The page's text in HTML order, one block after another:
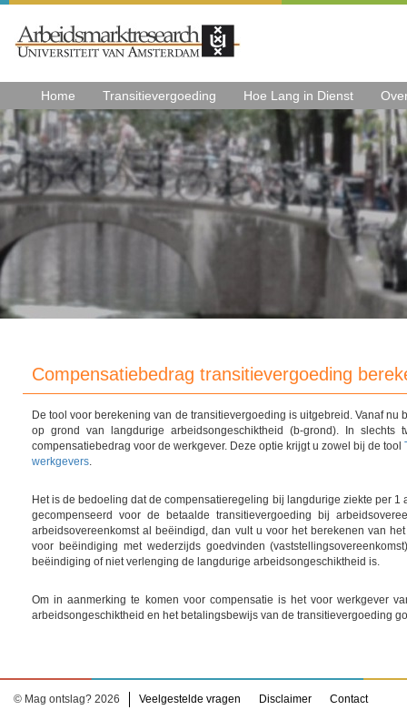
Home Transitievergoeding Hoe Lang in Dienst
Compensatiebedrag transitievergoeding
De tool voor berekening van de transitievergoeding is uitgebreid. Vanaf
op grond van langdurige arbeidsongeschiktheid (b-grond). In
compensatiebedrag voor de werkgever. Deze optie krijgt u zowel bij de tool
werkgevers.
Het is de bedoeling dat de compensatieregeling bij langdurige ziekte per
gecompenseerd voor de betaalde transitievergoeding bij
arbeidsovereenkomst al beëindigd, dan vult u voor het berekenen van
voor beëindiging met wederzijds goedvinden
beëindiging of niet verlenging de langdurige arbeidsongeschiktheid is.
Om in aanmerking te komen voor compensatie is het voor werkgever
arbeidsongeschiktheid en het betalingsbewijs van de transitievergoeding
© Mag ontslag? 2026 Veelgestelde vragen Disclaimer Contact